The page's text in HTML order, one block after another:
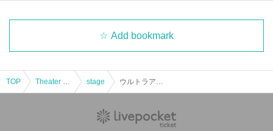
Add bookmark
TOP stage